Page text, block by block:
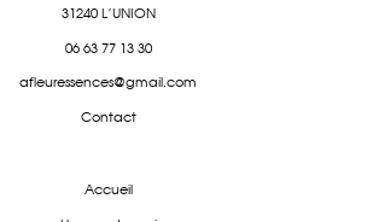
31240 L'UNION
06 63 77 13 30
afleuressences@gmail.com
Contact
Accueil